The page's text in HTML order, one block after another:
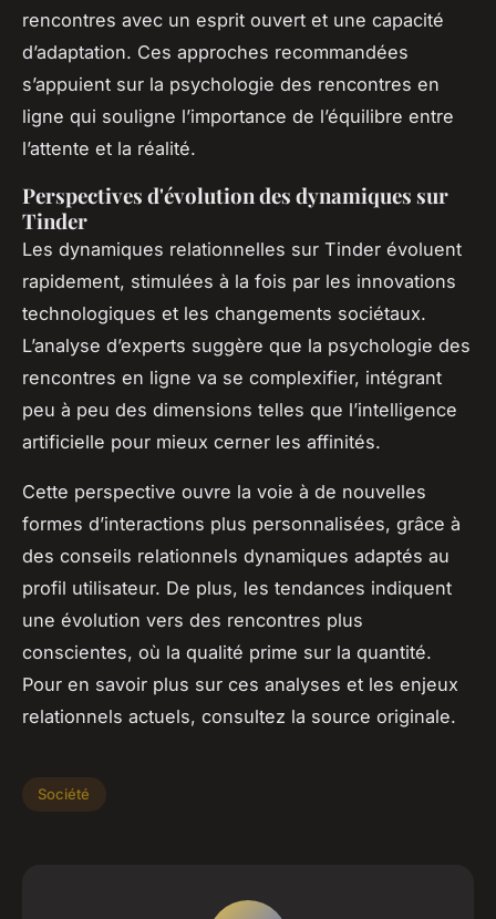
rencontres avec un esprit ouvert et une capacité
d’adaptation. Ces approches recommandées
s’appuient sur la psychologie des rencontres en
ligne qui souligne l’importance de l’équilibre entre
l’attente et la réalité.
Perspectives d'évolution des dynamiques sur
Tinder
Les dynamiques relationnelles sur Tinder évoluent
rapidement, stimulées à la fois par les innovations
technologiques et les changements sociétaux.
L’analyse d’experts suggère que la psychologie des
rencontres en ligne va se complexifier, intégrant
peu à peu des dimensions telles que l’intelligence
artificielle pour mieux cerner les affinités.
Cette perspective ouvre la voie à de nouvelles
formes d’interactions plus personnalisées, grâce à
des conseils relationnels dynamiques adaptés au
profil utilisateur. De plus, les tendances indiquent
une évolution vers des rencontres plus
conscientes, où la qualité prime sur la quantité.
Pour en savoir plus sur ces analyses et les enjeux
relationnels actuels, consultez la source originale.
Société